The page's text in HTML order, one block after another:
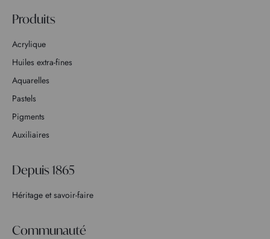
Produits
Acrylique
Huiles extra-fines
Aquarelles
Pastels
Pigments
Auxiliaires
Depuis 1865
Héritage et savoir-faire
Communauté